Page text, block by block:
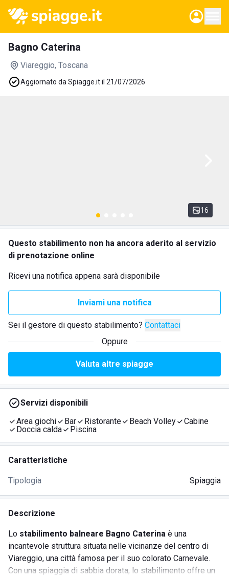
Bagno Caterina
Viareggio, Toscana
Aggiornato da Spiagge.it il 21/07/2026
16
Questo stabilimento non ha ancora aderito al servizio
di prenotazione online
Ricevi una notifica appena sarà disponibile
Inviami una notifica
Sei il gestore di questo stabilimento? Contattaci
Oppure
Valuta altre spiagge
Servizi disponibili
Area giochi
Bar Ristorante Beach Volley
Cabine
Doccia calda
Piscina
Caratteristiche
Tipologia Spiaggia
Descrizione
Lo stabilimento balneare Bagno Caterina è una
incantevole struttura situata nelle vicinanze del centro di
Viareggio, una città famosa per il suo colorato Carnevale.
Con una spiaggia di sabbia dorata, lo stabilimento offre un